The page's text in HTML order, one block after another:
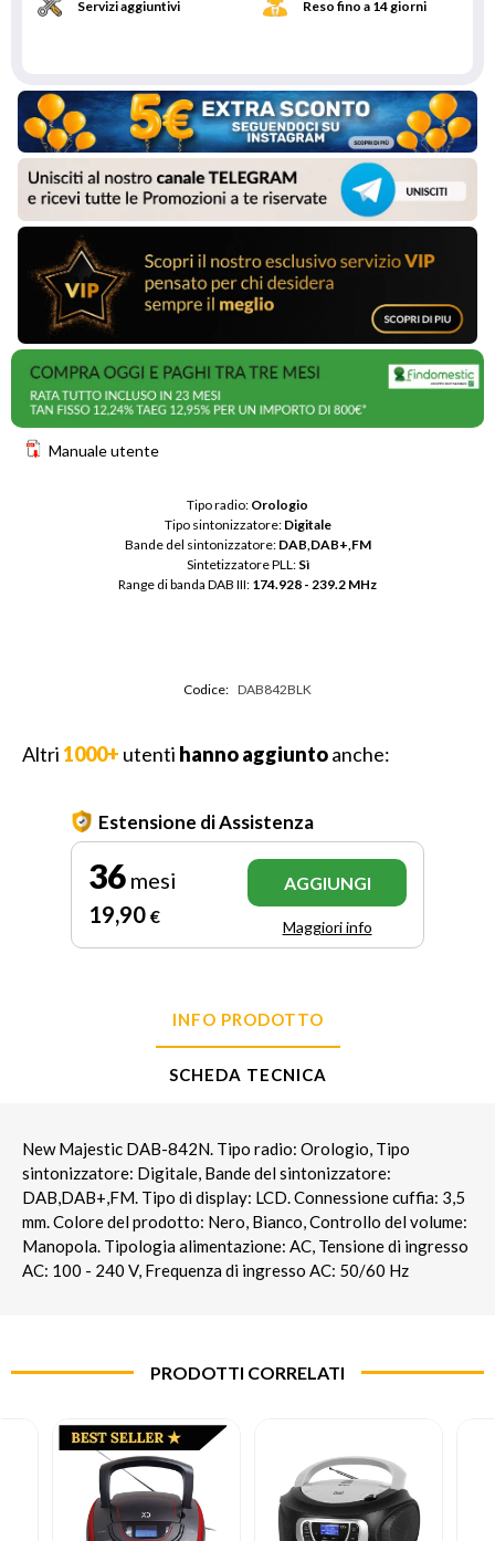
Servizi aggiuntivi Reso fino a 14 giorni
Manuale utente
Tipo radio: Orologio
Tipo sintonizzatore: Digitale
Bande del sintonizzatore: DAB,DAB+,FM
Sintetizzatore PLL: Sì
Range di banda DAB III: 174.928 - 239.2 MHz
Codice: DAB842BLK
Altri 1000+ utenti hanno aggiuntoanche:
Estensione di Assistenza
36 mesi
19,90 €
AGGIUNGI
Maggiori info
INFO PRODOTTO
SCHEDA TECNICA
New Majestic DAB-842N. Tipo radio: Orologio, Tipo
sintonizzatore: Digitale, Bande del sintonizzatore:
DAB,DAB+,FM. Tipo di display: LCD. Connessione cuffia: 3,5
mm. Colore del prodotto: Nero, Bianco, Controllo del volume:
Manopola. Tipologia alimentazione: AC, Tensione di ingresso
AC: 100 - 240 V, Frequenza di ingresso AC: 50/60 Hz
PRODOTTI CORRELATI